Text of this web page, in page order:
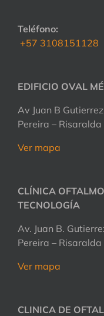
Teléfono:
+57 3108151128
EDIFICIO OVAL
Av Juan B
Pereira – Risaralda
Ver mapa
CLÍNICA
TECNOLOGÍA
Av. Juan B.
Pereira – Risaralda
Ver mapa
CLINICA DE